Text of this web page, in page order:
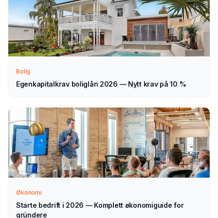
Send søknad
Fyll ut vårt enkle skjema — det tar bare noen minutter.
Velg lån til el-sykkel som type.
Vi går gjennom forespørselen din og tar kontakt med
veiledning — normalt innen 1–2 virkedager.
3 Velg selv
Sammenlign aktuelle tilbud i ro og mak, og velg det som
passer deg — helt uforpliktende.
Bolig
Egenkapitalkrav boliglån 2026 — Nytt krav på 10 %
Økonomi
Starte bedrift i 2026 — Komplett økonomiguide for
gründere